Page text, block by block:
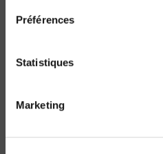
Préférences
Statistiques
Marketing
Les Loyers des bourgeois